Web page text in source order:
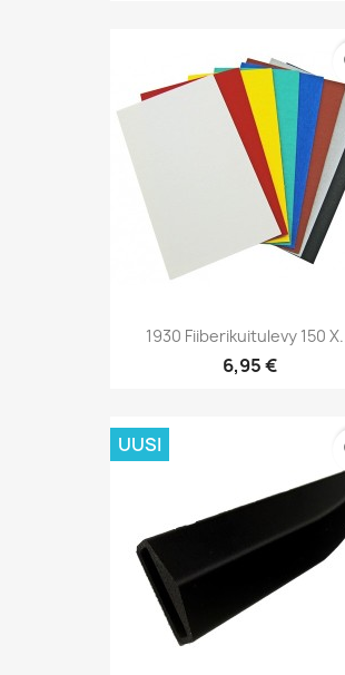
1930 Fiiberikuitulevy 150
6,95 €
UUSI